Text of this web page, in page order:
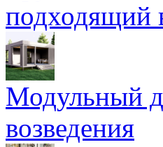
подходящий
Модульный
возведения